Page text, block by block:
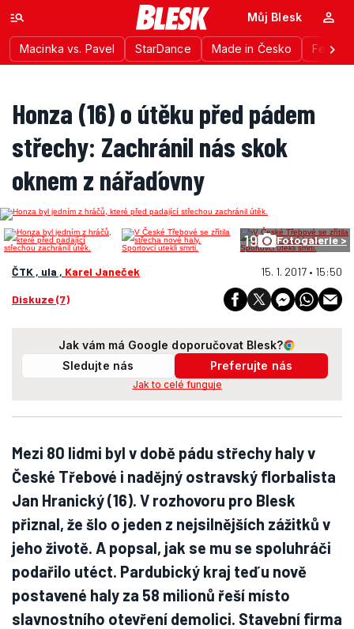
Macinka vs. Pavel StarDance Made in Česko
Můj Blesk
Honza (16) o útěku před pádem
střechy: Zachránil nás skok
oknem z nářaďovny
19 Fotogalerie >
ČTK , ula , Karel Janeček 15. 1. 2017 • 15:50
Diskuze (7)
Jak vám má Google doporučovat Blesk?
Sledujte nás
Preferujte nás
Jak to celé funguje
Mezi 80 lidmi byl v době pádu střechy haly v
České Třebové i nadějný ostravský florbalista
Jan Hranický (16). V rozhovoru pro Blesk
přiznal, že šlo o jeden z nejsilnějších zážitků v
jeho životě. A popsal, jak se mu se spoluhráči
podařilo utéct. Pardubický kraj teď u nově
postavené haly za 58 milionů řeší místo
slavnostního otevření demolici. Stavební firma